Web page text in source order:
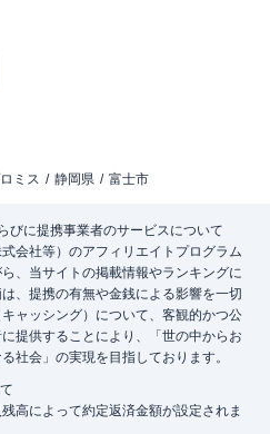
ミス 静岡県 富士市
びに提携事業者のサービスについて
会社等）のアフィリエイトプログラム
、当サイトの掲載情報やランキングに
、提携の有無や金銭による影響を一切
ャッシング）について、客観的かつ公
提供することにより、「世の中からお
社会」の実現を目指しております。
高によって約定返済金額が設定されま